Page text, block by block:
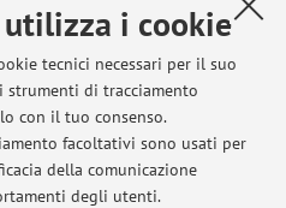
i cookie
tecnici necessari per il suo
strumenti di tracciamento
con il tuo consenso.
facoltativi sono usati per
della comunicazione
degli utenti.
contenuti.
avvisi